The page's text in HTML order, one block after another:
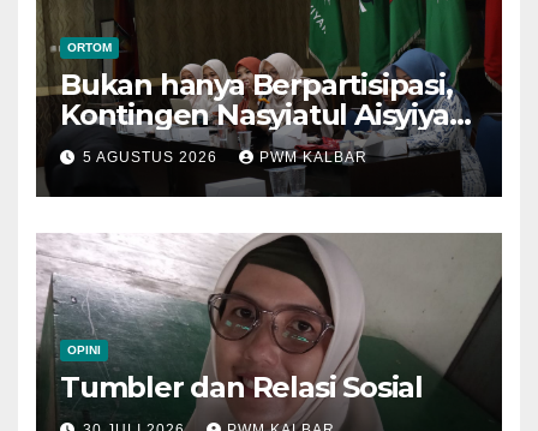
ORTOM
Bukan hanya Berpartisipasi,
Kontingen Nasyiatul Aisyiyah
Kalbar Perjuangkan Program
di Muktamar XV
5 AGUSTUS 2026 PWM KALBAR
OPINI
Tumbler dan Relasi Sosial